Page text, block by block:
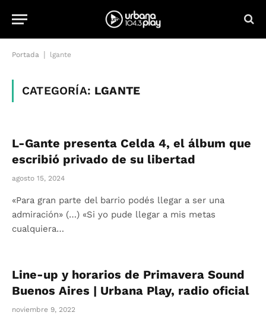
Portada lgante
CATEGORÍA: LGANTE
L-Gante presenta Celda 4, el álbum que
escribió privado de su libertad
agosto 15, 2024
«Para gran parte del barrio podés llegar a ser una
admiración» (…) «Si yo pude llegar a mis metas
cualquiera…
Line-up y horarios de Primavera Sound
Buenos Aires | Urbana Play, radio oficial
noviembre 9, 2022